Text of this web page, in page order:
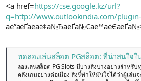
<a href=https://cse.google.kz/url?
q=http://www.outlookindia.com/
ทดลองเล่นสล็อต PGสล็อต: ที่น่าสนใจในปี 2024 เล่นสล็อตออนไลน์ ที่ดีที่สุด
ลองเล่นสล็อต PG Slots มีบางสิ่งบางอย่างสำหรั
คลังเกมอย่างต่อเนื่อง สิ่งนี้ทำให้มั่นใจได้ว่าผู้เล่น